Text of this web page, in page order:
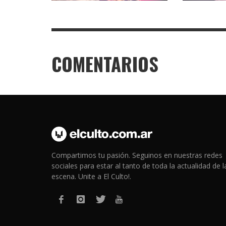
COMENTARIOS
Compartimos tu pasión. Seguinos en nuestras redes
sociales para estar al tanto de toda la actualidad de
escena. Unite a El Culto!.